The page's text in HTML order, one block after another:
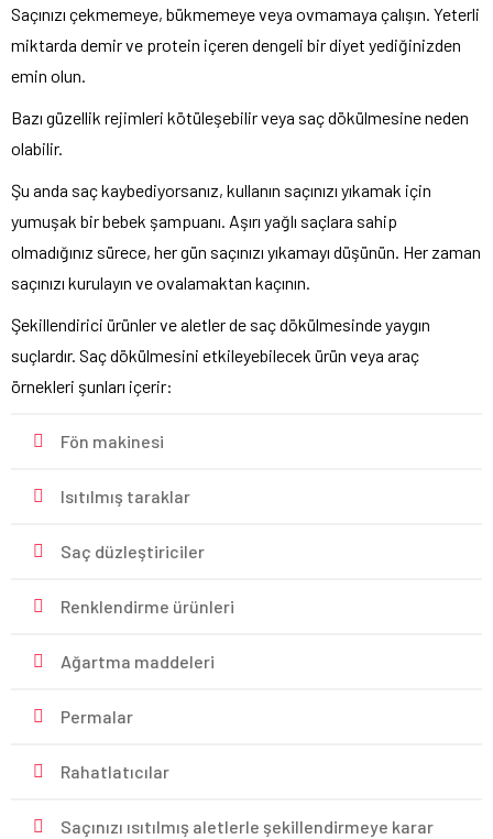
Saçınızı çekmemeye, bükmemeye veya ovmamaya çalışın. Yeterli
miktarda demir ve protein içeren dengeli bir diyet yediğinizden
emin olun.
Bazı güzellik rejimleri kötüleşebilir veya saç dökülmesine neden
olabilir.
Şu anda saç kaybediyorsanız, kullanın saçınızı yıkamak için
yumuşak bir bebek şampuanı. Aşırı yağlı saçlara sahip
olmadığınız sürece, her gün saçınızı yıkamayı düşünün. Her zaman
saçınızı kurulayın ve ovalamaktan kaçının.
Şekillendirici ürünler ve aletler de saç dökülmesinde yaygın
suçlardır. Saç dökülmesini etkileyebilecek ürün veya araç
örnekleri şunları içerir:
Fön makinesi
Isıtılmış taraklar
Saç düzleştiriciler
Renklendirme ürünleri
Ağartma maddeleri
Permalar
Rahatlatıcılar
Saçınızı ısıtılmış aletlerle şekillendirmeye karar